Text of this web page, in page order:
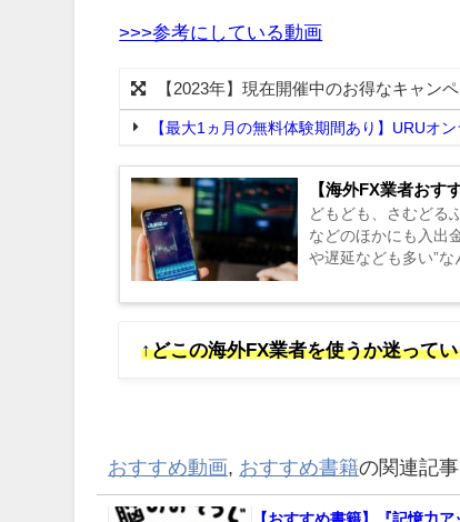
>>>参考にしている動画
【2023年】現在開催中のお得なキャン
【最大1ヵ月の無料体験期間あり】URUオ
【海外FX業者おす
どもども、さむどる
などのほかにも入出
や遅延なども多い”
↑どこの海外FX業者を使うか迷って
おすすめ動画, おすすめ書籍の関連記事